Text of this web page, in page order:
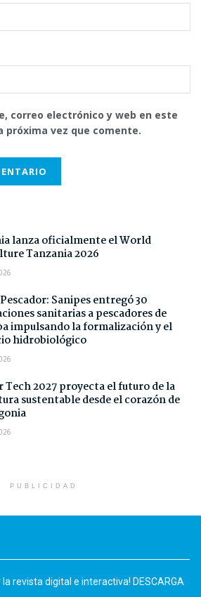
correo electrónico y web en este
próxima vez que comente.
lanza oficialmente el World
Tanzania 2026
Sanipes entregó 30
sanitarias a pescadores de
impulsando la formalización y el
hidrobiológico
Tech 2027 proyecta el futuro de la
sustentable desde el corazón de
PUBLICIDAD
revista digital e interactiva! DESCARGA